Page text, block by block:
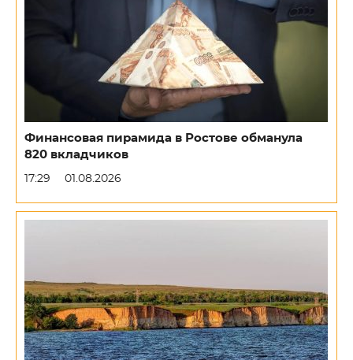
Финансовая пирамида в Ростове обманула
820 вкладчиков
17:29 01.08.2026